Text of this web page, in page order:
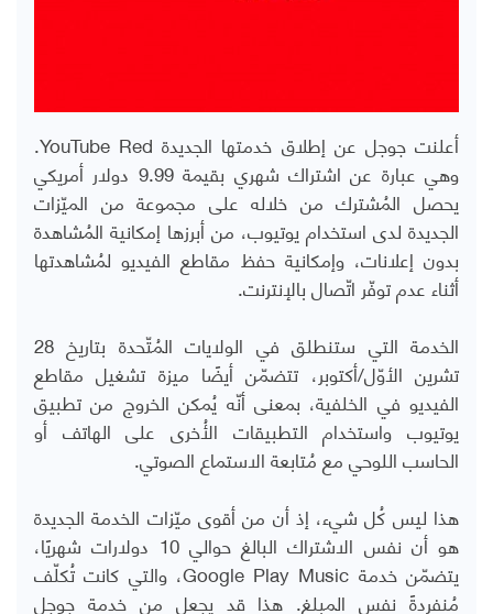
أعلنت جوجل عن إطلاق خدمتها الجديدة YouTube Red
.
وهي عبارة عن اشتراك شهري بقيمة 9.99 دولار أمريكي
يحصل المُشترك من خلاله على مجموعة من الميّزات
الجديدة لدى استخدام يوتيوب، من أبرزها إمكانية المُشاهدة
بدون إعلانات، وإمكانية حفظ مقاطع الفيديو لمُشاهدتها
أثناء عدم توفّر اتّصال بالإنترنت.
الخدمة التي ستنطلق في الولايات المُتّحدة بتاريخ 28
تشرين الأوّل/أكتوبر، تتضمّن أيضًا ميزة تشغيل مقاطع
الفيديو في الخلفية، بمعنى أنّه يُمكن الخروج من تطبيق
يوتيوب واستخدام التطبيقات الأُخرى على الهاتف أو
الحاسب اللوحي مع مُتابعة الاستماع الصوتي.
هذا ليس كُل شيء، إذ أن من أقوى ميّزات الخدمة الجديدة
هو أن نفس الاشتراك البالغ حوالي 10 دولارات شهريًا،
يتضمّن خدمة Google Play Music، والتي كانت تُكلّف
مُنفردةً نفس المبلغ. هذا قد يجعل من خدمة جوجل